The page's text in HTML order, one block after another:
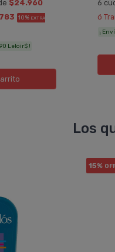
$24.960
10% EXTRA
Leloir$ !
6
ó
¡
Los
15%